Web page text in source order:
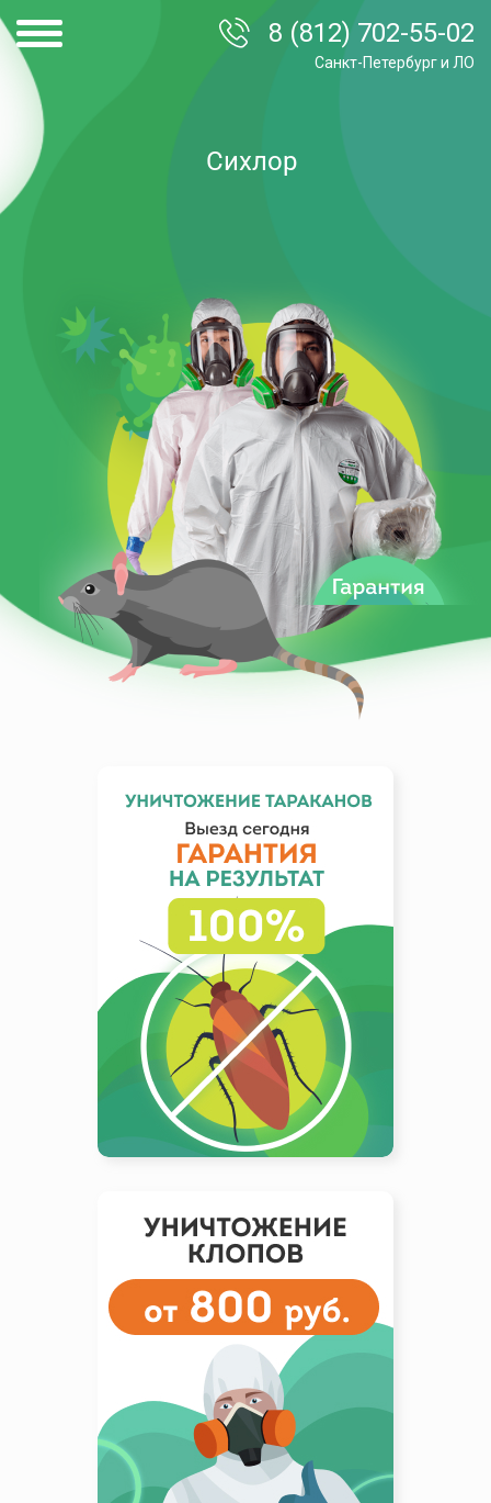
8 (812) 702-55-02
Санкт-Петербург и ЛО
Сихлор